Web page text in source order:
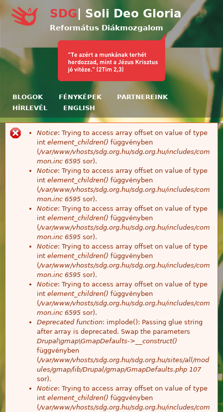
SDG | Soli Deo Gloria
Református Diákmozgalom
BLOGOK FÉNYKÉPEK
PARTNEREINK
HÍRLEVÉL
ENGLISH
Hibaüzenet
Notice: Trying to access array offset on value of type
int element_children() függvényben
(/var/www/vhosts/sdg.org.hu/sdg.org.hu/includes/com
mon.inc 6595 sor).
Notice: Trying to access array offset on value of type
int element_children() függvényben
(/var/www/vhosts/sdg.org.hu/sdg.org.hu/includes/com
mon.inc 6595 sor).
Notice: Trying to access array offset on value of type
int element_children() függvényben
(/var/www/vhosts/sdg.org.hu/sdg.org.hu/includes/com
mon.inc 6595 sor).
Notice: Trying to access array offset on value of type
int element_children() függvényben
(/var/www/vhosts/sdg.org.hu/sdg.org.hu/includes/com
mon.inc 6595 sor).
Notice: Trying to access array offset on value of type
int element_children() függvényben
(/var/www/vhosts/sdg.org.hu/sdg.org.hu/includes/com
mon.inc 6595 sor).
Deprecated function: implode(): Passing glue string
after array is deprecated. Swap the parameters
Drupal\gmap\GmapDefaults->__construct()
függvényben
(/var/www/vhosts/sdg.org.hu/sdg.org.hu/sites/all/mod
ules/gmap/lib/Drupal/gmap/GmapDefaults.php 107
sor).
Notice: Trying to access array offset on value of type
int element_children() függvényben
(/var/www/vhosts/sdg.org.hu/sdg.org.hu/includes/com